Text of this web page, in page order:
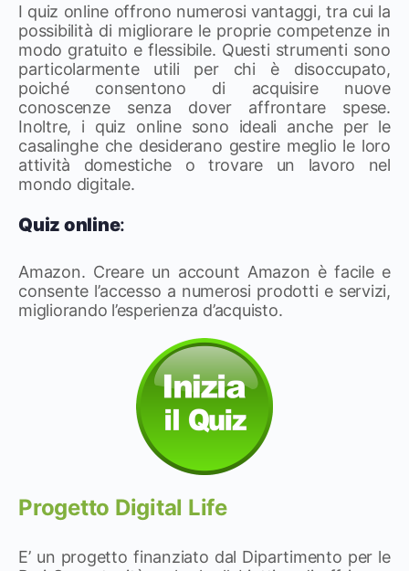
I quiz online offrono numerosi vantaggi, tra cui la
possibilità di migliorare le proprie competenze in
modo gratuito e flessibile. Questi strumenti sono
particolarmente utili per chi è disoccupato,
poiché consentono di acquisire nuove
conoscenze senza dover affrontare spese.
Inoltre, i quiz online sono ideali anche per le
casalinghe che desiderano gestire meglio le loro
attività domestiche o trovare un lavoro nel
mondo digitale.
Quiz online:
Amazon. Creare un account Amazon è facile e
consente l’accesso a numerosi prodotti e servizi,
migliorando l’esperienza d’acquisto.
Progetto Digital Life
E’ un progetto finanziato dal Dipartimento per le